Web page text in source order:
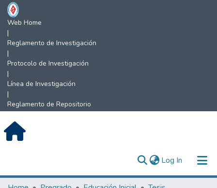
Web Home
|
Reglamento de Investigación
|
Protocolo de Investigación
|
Línea de Investigación
|
Reglamento de Repositorio
Log In (current)
Communities & Collections